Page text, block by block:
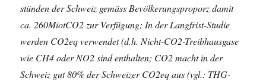
stünden der Schweiz gemäss Bevölkerungsproporz damit
ca. 260MiotCO2 zur Verfügung; In der Langfrist-Studie
werden CO2eq verwendet (d.h. Nicht-CO2-Treibhausgase
wie CH4 oder NO2 sind enthalten; CO2 macht in der
Schweiz gut 80% der Schweizer CO2eq aus (vgl.: THG-